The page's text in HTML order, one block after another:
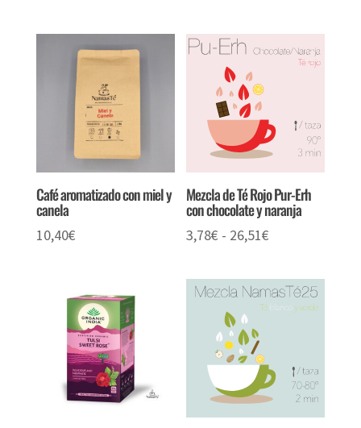
Café aromatizado con miel y
canela
10,40€
Mezcla de Té Rojo Pur-Erh
con chocolate y naranja
3,78€ - 26,51€
precios:
desde
3,78€
26,51€